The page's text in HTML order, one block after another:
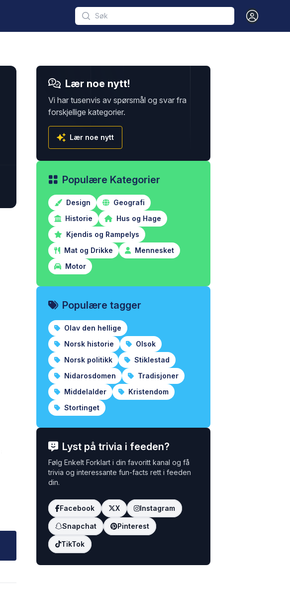
Open user
Lær noe nytt!
Vi har tusenvis av spørsmål og svar fra
forskjellige kategorier.
Lær noe nytt
Populære Kategorier
Design
Geografi
Historie
Hus og Hage
Kjendis og Rampelys
Mat og Drikke
Mennesket
Motor
Populære tagger
Olav den hellige
Norsk historie
Olsok
Norsk politikk
Stiklestad
Nidarosdomen
Tradisjoner
Middelalder
Kristendom
Stortinget
Lyst på trivia i feeden?
Følg Enkelt Forklart i din favoritt kanal og få
trivia og interessante fun-facts rett i feeden
din.
Facebook X Instagram
Snapchat Pinterest
TikTok